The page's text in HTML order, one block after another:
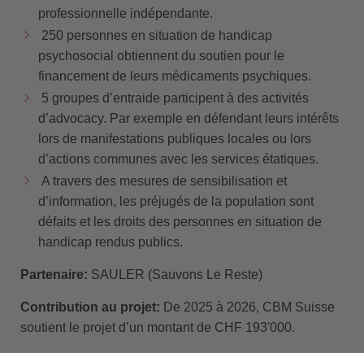
professionnelle indépendante.
250 personnes en situation de handicap
psychosocial obtiennent du soutien pour le
financement de leurs médicaments psychiques.
5 groupes d’entraide participent à des activités
d’advocacy. Par exemple en défendant leurs intérêts
lors de manifestations publiques locales ou lors
d’actions communes avec les services étatiques.
A travers des mesures de sensibilisation et
d’information, les préjugés de la population sont
défaits et les droits des personnes en situation de
handicap rendus publics.
Partenaire: SAULER (Sauvons Le Reste)
Contribution au projet: De 2025 à 2026, CBM Suisse
soutient le projet d’un montant de CHF 193'000.